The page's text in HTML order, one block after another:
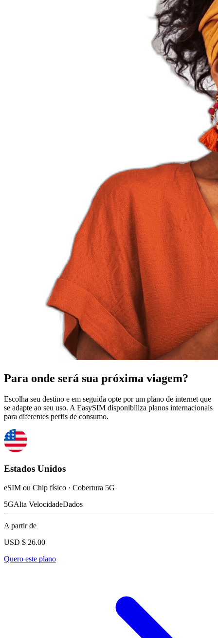
Para onde será sua próxima viagem?
Escolha seu destino e em seguida opte por um plano de internet que
se adapte ao seu uso. A EasySIM disponibiliza planos internacionais
para diferentes perfis de consumo.
Estados Unidos
eSIM ou Chip físico · Cobertura 5G
5GAlta VelocidadeDados
A partir de
USD $ 26.00
Quero este plano